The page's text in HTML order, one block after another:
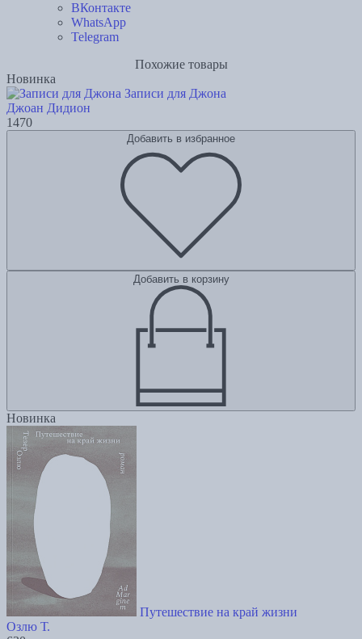
ВКонтакте
WhatsApp
Telegram
Похожие товары
Новинка
Записи для Джона
Джоан Дидион
1470
Добавить в избранное
Добавить в корзину
Новинка
Путешествие на край жизни
Озлю Т.